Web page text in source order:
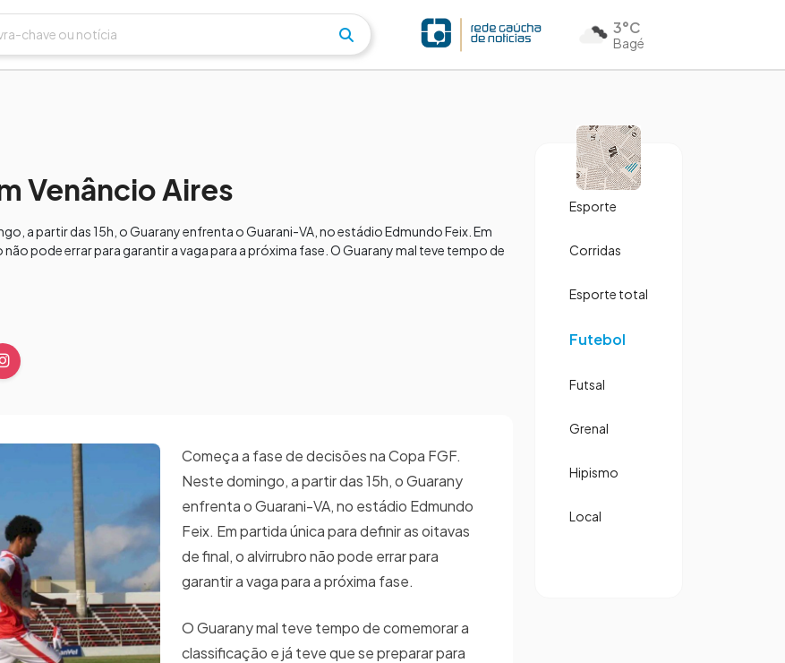
3°C
Bagé
Venâncio Aires
a partir das 15h, o Guarany enfrenta o Guarani-VA, no estádio Edmundo Feix. Em
pode errar para garantir a vaga para a próxima fase. O Guarany mal teve tempo de
Começa a fase de decisões na Copa FGF.
Neste domingo, a partir das 15h, o Guarany
enfrenta o Guarani-VA, no estádio Edmundo
Feix. Em partida única para definir as oitavas
de final, o alvirrubro não pode errar para
garantir a vaga para a próxima fase.
O Guarany mal teve tempo de comemorar a
classificação e já teve que se preparar para
Esporte
Corridas
Esporte total
Futebol
Futsal
Grenal
Hipismo
Local